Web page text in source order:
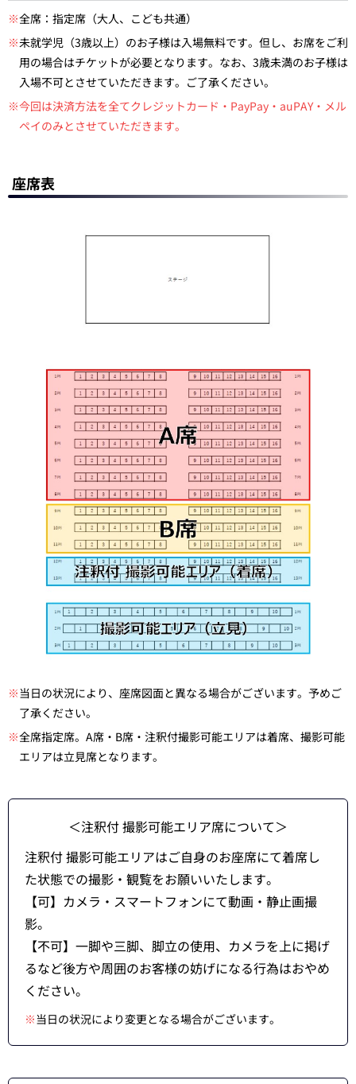
※全席：指定席（大人、こども共通）
※未就学児（3歳以上）のお子様は入場無料です。但し、お席をご利
用の場合はチケットが必要となります。なお、3歳未満のお子様は
入場不可とさせていただきます。ご了承ください。
※今回は決済方法を全てクレジットカード・PayPay・auPAY・メル
ペイのみとさせていただきます。
座席表
※当日の状況により、座席図面と異なる場合がございます。予めご
了承ください。
※全席指定席。A席・B席・注釈付撮影可能エリアは着席、撮影可能
エリアは立見席となります。
＜注釈付 撮影可能エリア席について＞
注釈付 撮影可能エリアはご自身のお座席にて着席し
た状態での撮影・観覧をお願いいたします。
【可】カメラ・スマートフォンにて動画・静止画撮
影。
【不可】一脚や三脚、脚立の使用、カメラを上に掲げ
るなど後方や周囲のお客様の妨げになる行為はおやめ
ください。
※当日の状況により変更となる場合がございます。